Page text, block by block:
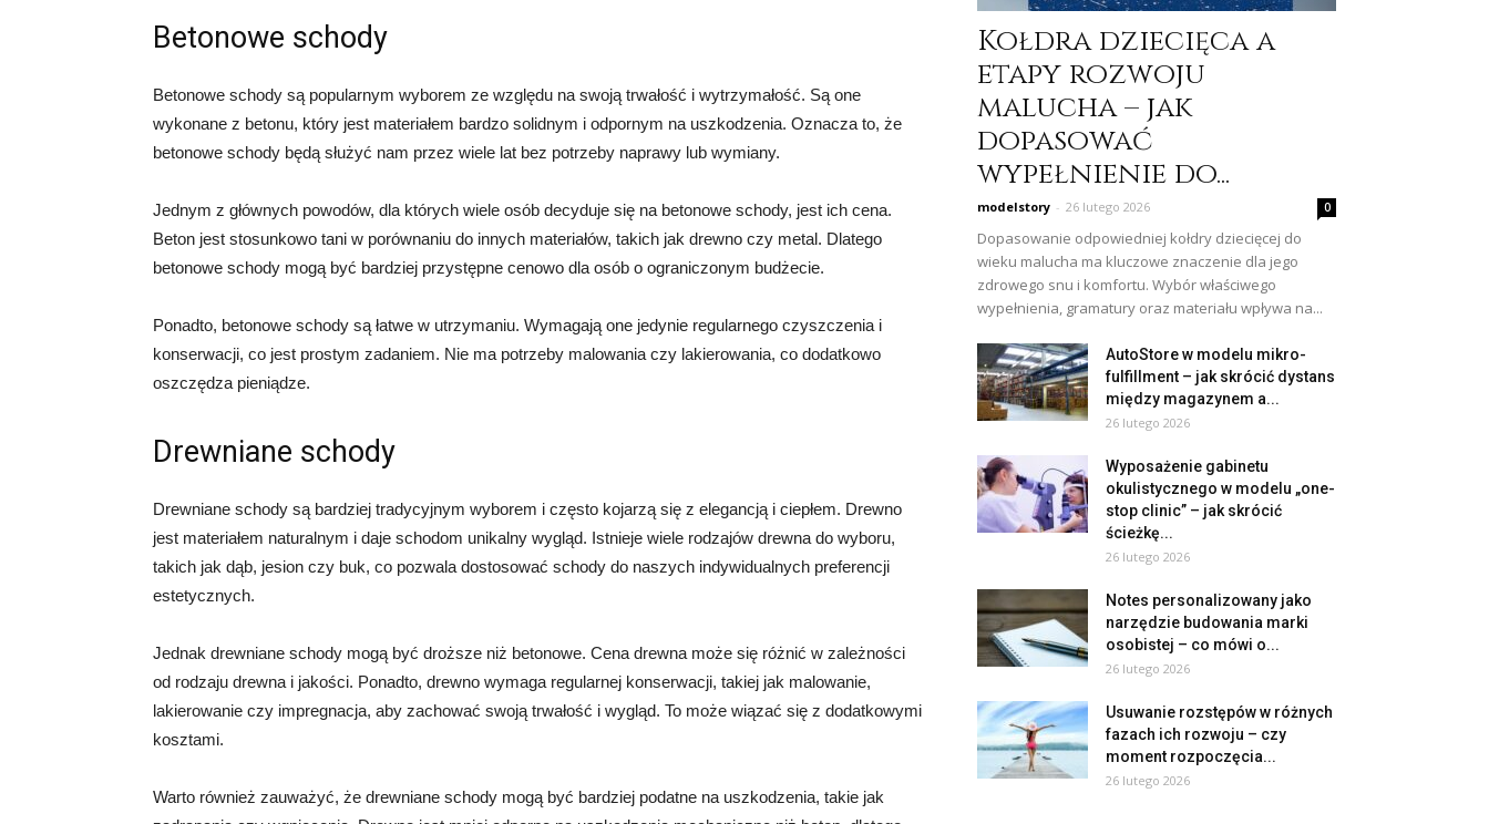
Betonowe schody
Betonowe schody są popularnym wyborem ze względu na swoją trwałość i wytrzymałość. Są one
wykonane z betonu, który jest materiałem bardzo solidnym i odpornym na uszkodzenia. Oznacza to, że
betonowe schody będą służyć nam przez wiele lat bez potrzeby naprawy lub wymiany.
Jednym z głównych powodów, dla których wiele osób decyduje się na betonowe schody, jest ich cena.
Beton jest stosunkowo tani w porównaniu do innych materiałów, takich jak drewno czy metal. Dlatego
betonowe schody mogą być bardziej przystępne cenowo dla osób o ograniczonym budżecie.
Ponadto, betonowe schody są łatwe w utrzymaniu. Wymagają one jedynie regularnego czyszczenia i
konserwacji, co jest prostym zadaniem. Nie ma potrzeby malowania czy lakierowania, co dodatkowo
oszczędza pieniądze.
Drewniane schody
Drewniane schody są bardziej tradycyjnym wyborem i często kojarzą się z elegancją i ciepłem. Drewno
jest materiałem naturalnym i daje schodom unikalny wygląd. Istnieje wiele rodzajów drewna do wyboru,
takich jak dąb, jesion czy buk, co pozwala dostosować schody do naszych indywidualnych preferencji
estetycznych.
Jednak drewniane schody mogą być droższe niż betonowe. Cena drewna może się różnić w zależności
od rodzaju drewna i jakości. Ponadto, drewno wymaga regularnej konserwacji, takiej jak malowanie,
lakierowanie czy impregnacja, aby zachować swoją trwałość i wygląd. To może wiązać się z dodatkowymi
kosztami.
Warto również zauważyć, że drewniane schody mogą być bardziej podatne na uszkodzenia, takie jak
Kołdra dziecięca a
etapy rozwoju
malucha – jak
dopasować
wypełnienie do...
modelstory - 26 lutego 2026 0
Dopasowanie odpowiedniej kołdry dziecięcej do
wieku malucha ma kluczowe znaczenie dla jego
zdrowego snu i komfortu. Wybór właściwego
wypełnienia, gramatury oraz materiału wpływa na...
AutoStore w modelu mikro-
fulfillment – jak skrócić dystans
między magazynem a...
26 lutego 2026
Wyposażenie gabinetu
okulistycznego w modelu „one-
stop clinic” – jak skrócić
ścieżkę...
26 lutego 2026
Notes personalizowany jako
narzędzie budowania marki
osobistej – co mówi o...
26 lutego 2026
Usuwanie rozstępów w różnych
fazach ich rozwoju – czy
moment rozpoczęcia...
26 lutego 2026